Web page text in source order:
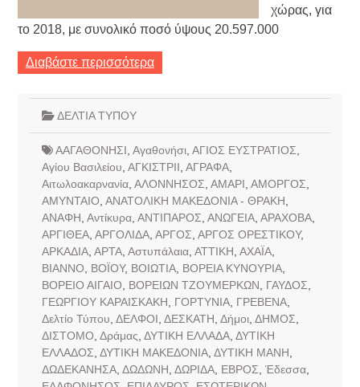
χώρας, για
το 2018, με συνολικό ποσό ύψους 20.597.000
Διαβάστε περισσότερα
ΔΕΛΤΙΑ ΤΥΠΟΥ
ΑΑΓΑΘΟΝΗΣΙ Αγαθονήσι, ΑΓΙΟΣ ΕΥΣΤΡΑΤΙΟΣ
Αγίου Βασιλείου ΑΓΚΙΣΤΡΙΙ ΑΓΡΑΦΑ,
Αιτωλοακαρνανία, ΑΛΟΝΝΗΣΟΣ ΑΜΑΡΙ ΑΜΟΡΓΟΣ
ΑΜΥΝΤΑΙΟ ΑΝΑΤΟΛΙΚΗ ΜΑΚΕΔΟΝΙΑ - ΘΡΑΚΗ
ΑΝΑΦΗ Αντίκυρα, ΑΝΤΙΠΑΡΟΣ ΑΝΩΓΕΙΑ, ΑΡΑΧΟΒΑ,
ΑΡΓΙΘΕΑ, ΑΡΓΟΛΙΔΑ, ΑΡΓΟΣ ΑΡΓΟΣ ΟΡΕΣΤΙΚΟΥ,
ΑΡΚΑΔΙΑ, ΑΡΤΑ, Αστυπάλαια, ΑΤΤΙΚΗ ΑΧΑΪΑ,
ΒΙΑΝΝΟ
ΒΟΪΟΥ, ΒΟΙΩΤΙΑ, ΒΟΡΕΙΑ ΚΥΝΟΥΡΙΑ,
ΒΟΡΕΙΟ ΑΙΓΑΙΟ
ΒΟΡΕΙΩΝ ΤΖΟΥΜΕΡΚΩΝ ΓΑΥΔΟΣ
ΓΕΩΡΓΙΟΥ ΚΑΡΑΙΣΚΑΚΗ
ΓΟΡΤΥΝΙΑ, ΓΡΕΒΕΝΑ,
Δελτίο Τύπου ΔΕΛΦΟΙ ΔΕΣΚΑΤΗ Δήμοι, ΔΗΜΟΣ
ΔΙΣΤΟΜΟ Δράμας ΔΥΤΙΚΗ ΕΛΛΑΔΑ, ΔΥΤΙΚΗ
ΕΛΛΑΔΟΣ ΔΥΤΙΚΗ ΜΑΚΕΔΟΝΙΑ, ΔΥΤΙΚΗ ΜΑΝΗ
ΔΩΔΕΚΑΝΗΣΑ, ΔΩΔΩΝΗ ΔΩΡΙΔΑ, ΕΒΡΟΣ Έδεσσα,